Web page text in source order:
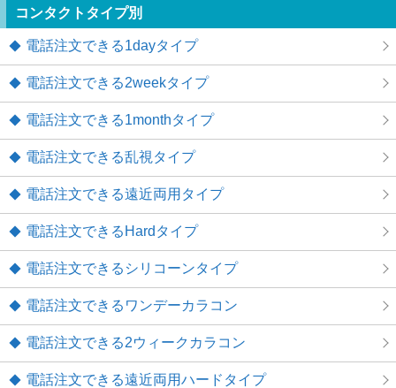
コンタクトタイプ別
電話注文できる1dayタイプ
電話注文できる2weekタイプ
電話注文できる1monthタイプ
電話注文できる乱視タイプ
電話注文できる遠近両用タイプ
電話注文できるHardタイプ
電話注文できるシリコーンタイプ
電話注文できるワンデーカラコン
電話注文できる2ウィークカラコン
電話注文できる遠近両用ハードタイプ